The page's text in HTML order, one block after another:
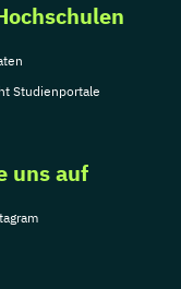
Studienportale
uns auf